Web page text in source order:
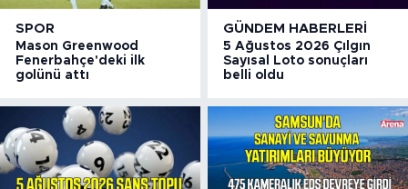
SPOR
Mason Greenwood
Fenerbahçe'deki ilk
golünü attı
GÜNDEM HABERLERI
5 Ağustos 2026 Çılgın
Sayısal Loto sonuçları
belli oldu